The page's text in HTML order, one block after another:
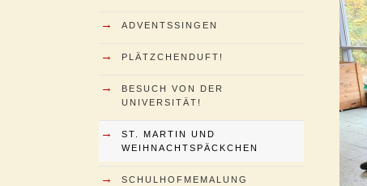
→ ADVENTSSINGEN
→ PLÄTZCHENDUFT!
→
BESUCH VON DER
UNIVERSITÄT!
→
ST. MARTIN UND
WEIHNACHTSPÄCKCHEN
→ SCHULHOFMEMALUNG